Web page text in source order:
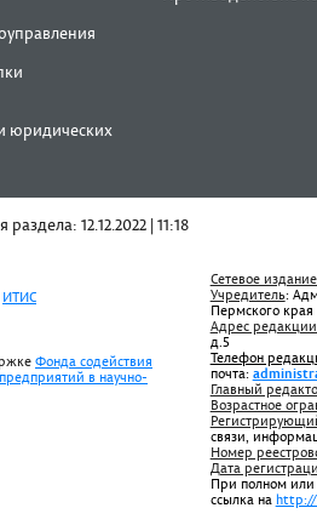
юридических
12.12.2022 | 11:18
ИТИС
Фонда содействия
в научно-
Сетевое
Учредитель:
Пермского края
Адрес
д.5
Телефон
почта:
Главный
Возрастное
связи,
Номер
Дата
При полном или
ссылка на http://